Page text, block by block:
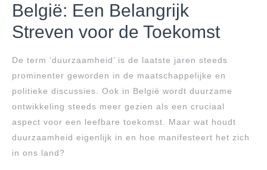
België: Een Belangrijk
Streven voor de Toekomst
De term ‘duurzaamheid’ is de laatste jaren steeds
prominenter geworden in de maatschappelijke en
politieke discussies. Ook in België wordt duurzame
ontwikkeling steeds meer gezien als een cruciaal
aspect voor een leefbare toekomst. Maar wat houdt
duurzaamheid eigenlijk in en hoe manifesteert het zich
in ons land?